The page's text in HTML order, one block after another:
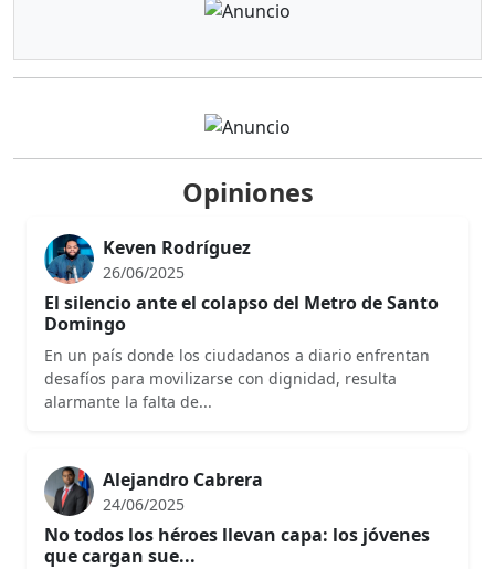
Opiniones
Keven Rodríguez
26/06/2025
El silencio ante el colapso del Metro de Santo
Domingo
En un país donde los ciudadanos a diario enfrentan
desafíos para movilizarse con dignidad, resulta
alarmante la falta de...
Alejandro Cabrera
24/06/2025
No todos los héroes llevan capa: los jóvenes
que cargan sue...